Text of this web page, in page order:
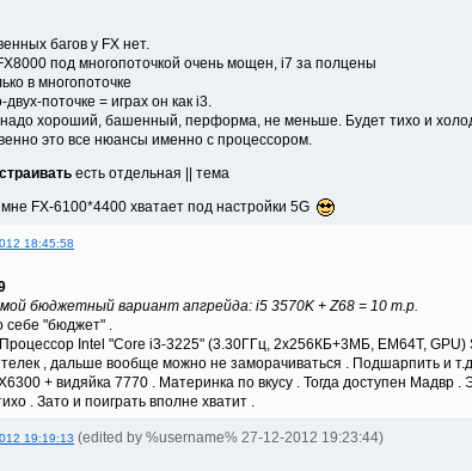
багов у FX нет.
под многопоточкой очень мощен, i7 за полцены
в многопоточке
двух-поточке = играх он как i3.
хороший, башенный, перформа, не меньше. Будет тихо и
это все нюансы именно с процессором.
есть отдельная || тема
FX-6100*4400 хватает под настройки 5G
18:45:58
бюджетный вариант апгрейда: i5 3570K + Z68 = 10 т.р.
себе "бюджет" .
Intel "Core i3-3225" (3.30ГГц, 2x256КБ+3МБ, EM64T,
, дальше вообще можно не заморачиваться . Подшарпить и
+ видяйка 7770 . Материнка по вкусу . Тогда доступен Мадвр
. Зато и поиграть вполне хватит .
19:19:13 (edited by %username% 27-12-2012 19:23:44)